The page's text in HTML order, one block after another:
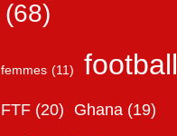
(68)
femmes (11) football
FTF (20) Ghana (19)